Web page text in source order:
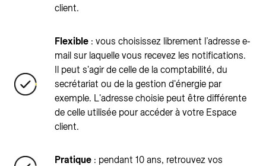
client.
Flexible : vous choisissez librement l’adresse e-
mail sur laquelle vous recevez les notifications.
Il peut s'agir de celle de la comptabilité, du
secrétariat ou de la gestion d'énergie par
exemple. L'adresse choisie peut être différente
de celle utilisée pour accéder à votre Espace
client.
Pratique : pendant 10 ans, retrouvez vos